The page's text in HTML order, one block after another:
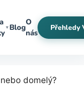
▼ Blog
O
nás
Přehledy